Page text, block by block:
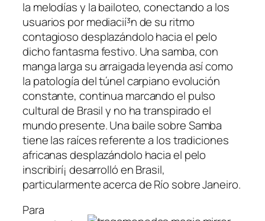
la melodías y la bailoteo, conectando a los
usuarios por mediacií³n de su ritmo
contagioso desplazándolo hacia el pelo
dicho fantasma festivo. Una samba, con
manga larga su arraigada leyenda así­ como
la patologí­a del túnel carpiano evolución
constante, continua marcando el pulso
cultural de Brasil y no ha transpirado el
mundo presente. Una baile sobre Samba
tiene las raíces referente a los tradiciones
africanas desplazándolo hacia el pelo
inscribirí¡ desarrolló en Brasil,
particularmente acerca de Río sobre Janeiro.
Para